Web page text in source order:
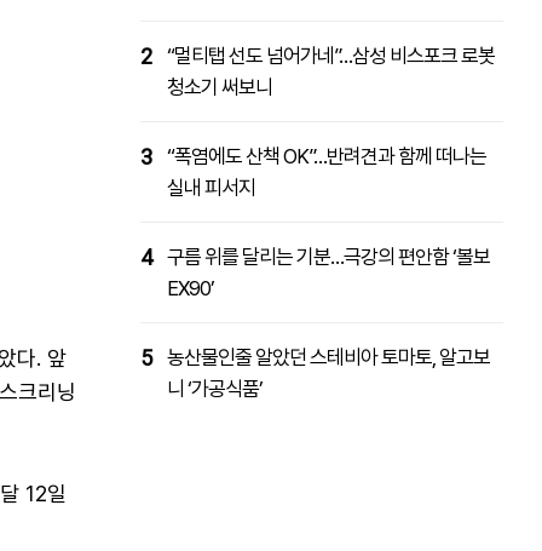
다. 앞
크리닝
12일
2 “멀티탭 선도 넘어가네”…삼성 비스포크 로봇
청소기 써보니
3 “폭염에도 산책 OK”…반려견과 함께 떠나는
실내 피서지
4 구름 위를 달리는 기분…극강의 편안함 ‘볼보
EX90’
5 농산물인줄 알았던 스테비아 토마토, 알고보
니 ‘가공식품’